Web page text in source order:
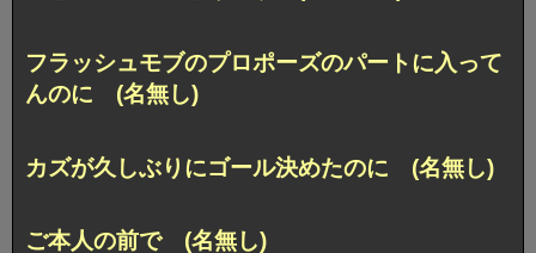
フラッシュモブのプロポーズのパートに入って
んのに (名無し)
カズが久しぶりにゴール決めたのに (名無し)
ご本人の前で (名無し)